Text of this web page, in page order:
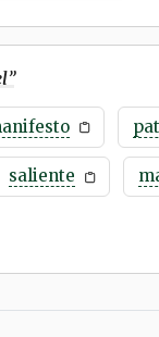
”
saliente